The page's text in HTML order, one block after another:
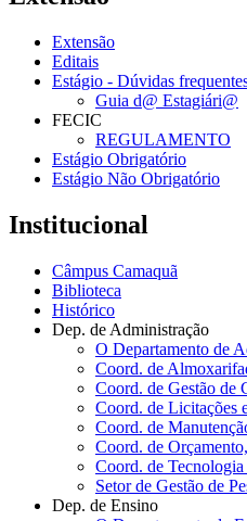
Extensão
Editais
Estágio - Dúvidas
Guia d@ Estagiári@
FECIC
REGULAMENTO
Estágio Obrigatório
Estágio Não Obrigatório
Institucional
Câmpus Camaquã
Biblioteca
Histórico
Dep. de Administração
O Departamento de
Coord. de
Coord. de Gestão de
Coord. de Licitações
Coord. de
Coord. de
Coord. de
Setor de Gestão de
Dep. de Ensino